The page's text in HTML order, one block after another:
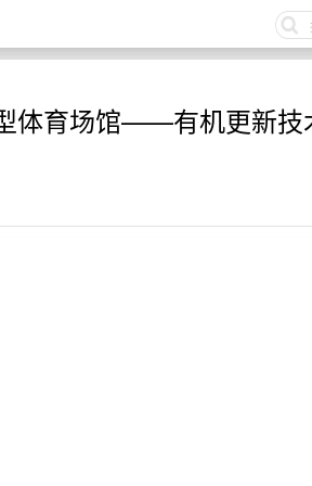
体育场馆——有机更新技